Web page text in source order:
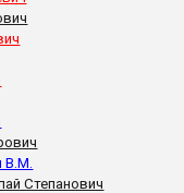
В.М.
Степанович